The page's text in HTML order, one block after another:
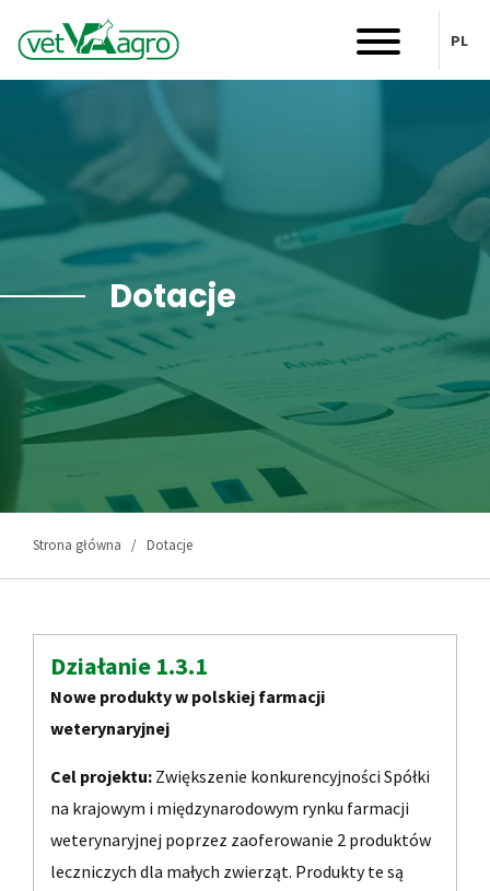
PL
Dotacje
Strona główna Dotacje
Działanie 1.3.1
Nowe produkty w polskiej farmacji
weterynaryjnej
Cel projektu: Zwiększenie konkurencyjności Spółki
na krajowym i międzynarodowym rynku farmacji
weterynaryjnej poprzez zaoferowanie 2 produktów
leczniczych dla małych zwierząt. Produkty te są